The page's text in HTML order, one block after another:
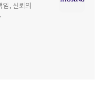
, 신뢰의